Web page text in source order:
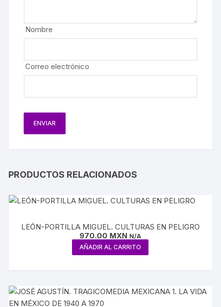
Nombre
Correo electrónico
PRODUCTOS RELACIONADOS
LEÓN-PORTILLA MIGUEL. CULTURAS EN PELIGRO
970.00 MXN N/A
AÑADIR AL CARRITO